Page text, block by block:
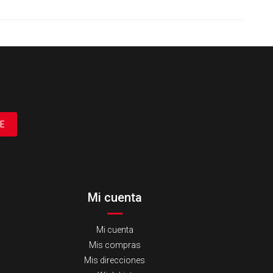
Mi cuenta
Mi cuenta
Mis compras
Mis direcciones